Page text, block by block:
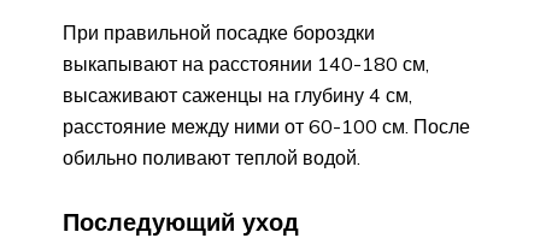
При правильной посадке бороздки
выкапывают на расстоянии 140-180 см,
высаживают саженцы на глубину 4 см,
расстояние между ними от 60-100 см. После
обильно поливают теплой водой.
Последующий уход